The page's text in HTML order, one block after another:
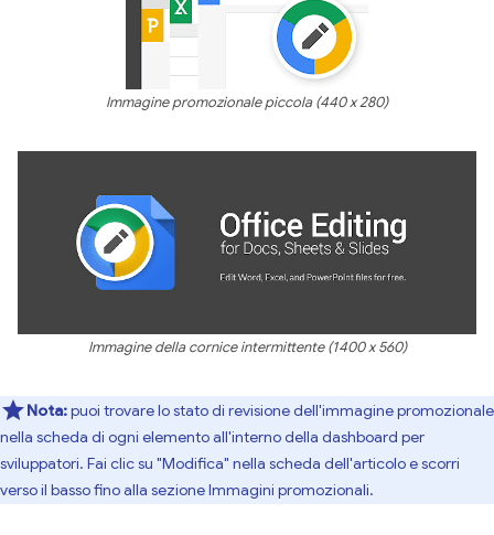
Immagine promozionale piccola (440 x 280)
Immagine della cornice intermittente (1400 x 560)
Nota:puoi trovare lo stato di revisione dell'immagine promozionale
nella scheda di ogni elemento all'interno della dashboard per
sviluppatori. Fai clic su "Modifica" nella scheda dell'articolo e scorri
verso il basso fino alla sezione Immagini promozionali.